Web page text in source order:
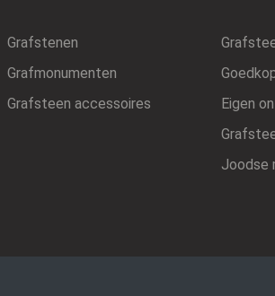
Grafstenen
Grafmonumenten
Grafsteen accessoires
Eigen
Joodse